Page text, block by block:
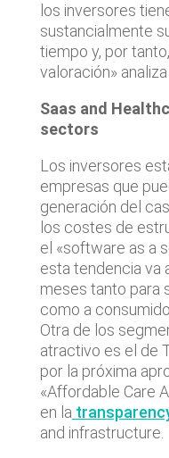
los inversores
sustancialmente
tiempo y, por
valoración»
Saas and
sectors
Los inversores
empresas que
generación del
los costes de
el «software as a
esta tendencia va
meses tanto para
como a
Otra de los
atractivo es el de
por la próxima
«Affordable Care
en la
and infrastructure.